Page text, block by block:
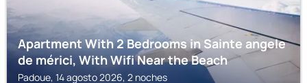
Apartment With 2 Bedrooms in Sainte angele
de mérici, With Wifi Near the Beach
Padoue, 14 agosto 2026, 2 noches